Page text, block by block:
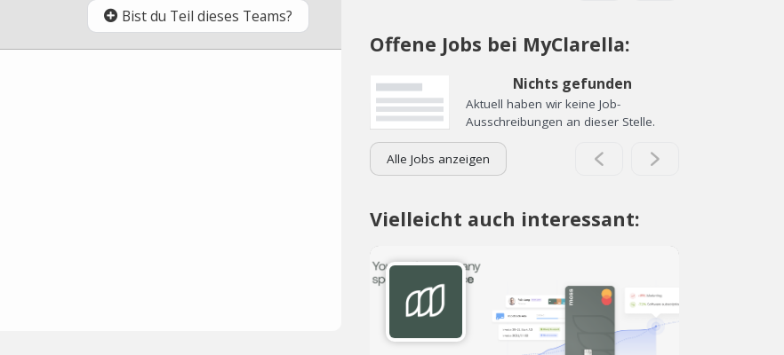
Bist du Teil dieses Teams?
Offene Jobs bei MyClarella:
Nichts gefunden
Aktuell haben wir keine Job-
Ausschreibungen an dieser Stelle.
Alle Jobs anzeigen
Vielleicht auch interessant: